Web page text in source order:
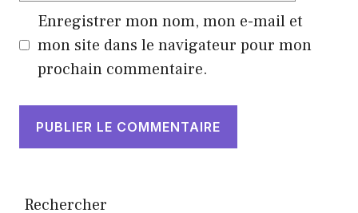
Enregistrer mon nom, mon e-mail et
mon site dans le navigateur pour mon
prochain commentaire.
Rechercher